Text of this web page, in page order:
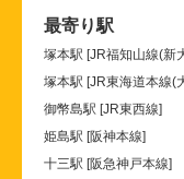
最寄り駅
塚本駅 [JR福知山線(新
塚本駅 [JR東海道本線(
御幣島駅 [JR東西線]
姫島駅 [阪神本線]
十三駅 [阪急神戸本線]